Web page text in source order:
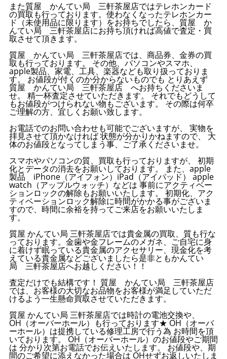
また質屋 かんてい局 三軒茶屋店ではテレホンカード
の買取も行っております。使わなくなったテレホンカー
ド（未使用品に限ります）をお持ちでしたら、質屋 か
んてい局 三軒茶屋店にお持ち頂ければ高値で査定・買
取させて頂きます。
質屋 かんてい局 三軒茶屋店では、商品券、金券の買
取も行っております。 その他、パソコンやスマホ、
apple製品、家電、工具、楽器なども取り扱っておりま
す。 お値段が付くのか分からないものでも とりあえず
質屋 かんてい局 三軒茶屋店 へお持ちくださいま
せ。 精一杯査定させていただきます。 それでもどうして
もお値段がつけられない物もございます。 その際は何卒
ご理解の方、宜しくお願い致します。
お電話でのお問い合わせも可能でございますが、 実物を
拝見させて頂かなければ 状態が分かりかねますので、 大
体のお値段となってしまう事、ご了承くださいませ。
スマホやパソコンの質、買取も行っておりますが、 初期
化とデータの消去をお願いしております。 また、apple
製品 iPhone（アイフォン）iPad（アイパッド） apple
watch（アップルウォッチ）などは 事前にアクティベー
ションロックの解除もお願いいたします。 初期化、アク
ティベーションロック解除に時間がかかる事がございま
すので、時間に余裕を持ってご来店をお願いいたしま
す。
質屋 かんてい局 三軒茶屋店では貴金属の買取、質も行な
っております。金歯や金フレームのメガネ、ご自宅に身
に着けず眠っている貴金属のアクセサリー、現金化を考
えている貴金属などございましたら是非ともかんてい
局 三軒茶屋店へお越しください！！
査定だけでも結構です！ 質屋 かんてい局 三軒茶屋店
では、お客様の大切なお品物をお客様が満足していただ
けるよう一生懸命買取させていただきます。
質屋 かんてい局 三軒茶屋店では時計の電池交換や、
OH（オーバーホール）も行っております★ OH（オーバ
ーホール）は提携している修理工房で行う為 お時間を頂
いております。 OH（オーバーホール）のお値段やご期間
は 分かり次第お電話でお伝えいたします。 お値段や、期
間のご希望に添えなかった場合は OHせずお返しいたしま